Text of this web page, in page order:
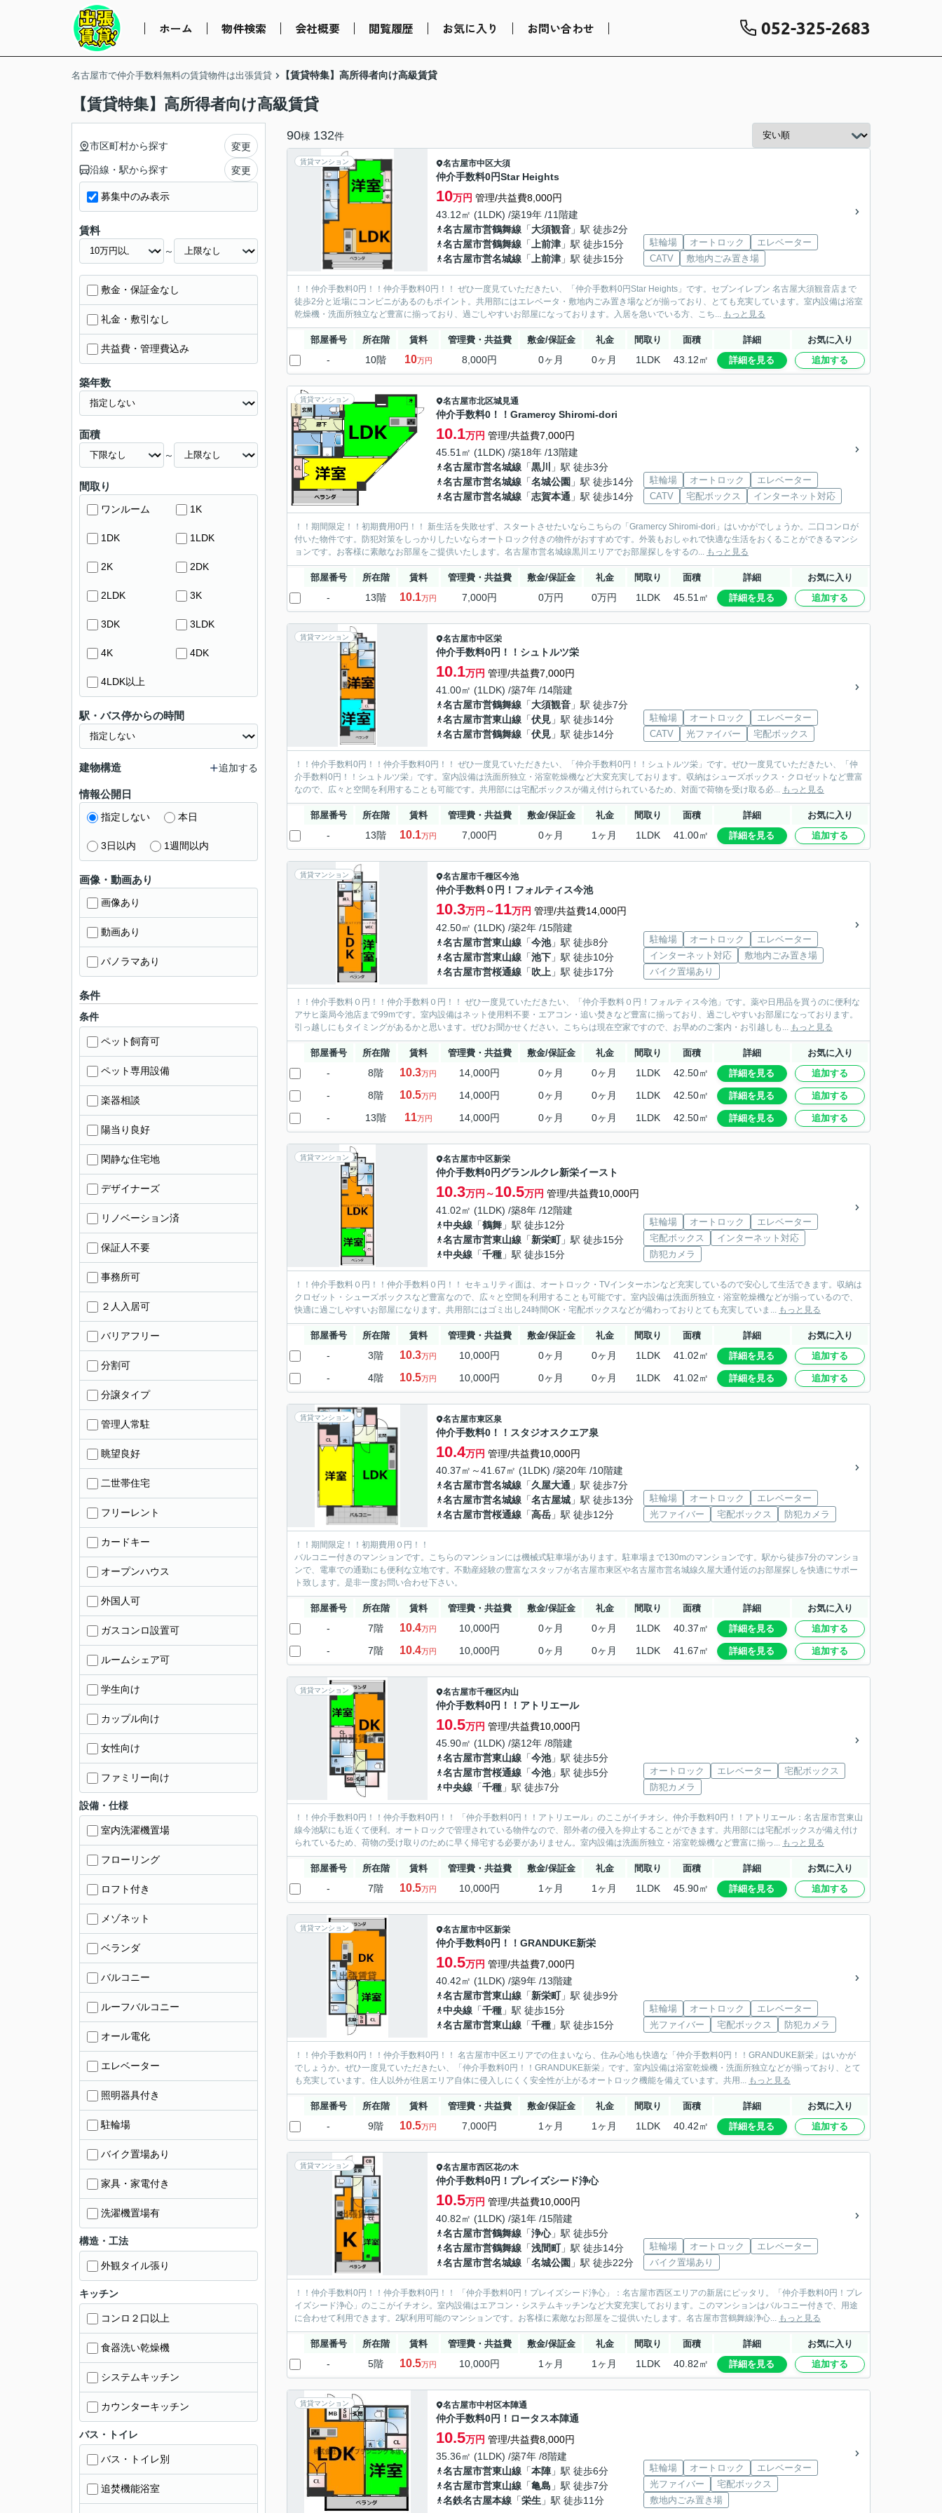
ホーム 物件検索 会社概要 閲覧履歴 お気に入り お問い合わせ 052-325-2683
名古屋市で仲介手数料無料の賃貸物件は出張賃貸 【賃貸特集】高所得者向け高級賃貸
【賃貸特集】高所得者向け高級賃貸
90棟 132件
賃貸マンション 名古屋市中区大須
仲介手数料0円Star Heights
10万円 管理/共益費8,000円
43.12㎡ (1LDK) /築19年 /11階建
名古屋市営鶴舞線 「大須観音 」駅 徒歩2分
名古屋市営鶴舞線 「 上前津 」駅 徒歩15分
名古屋市営名城線 「 上前津 」駅 徒歩15分
駐輪場 オートロック
エレベーター
CATV
敷地内ごみ置き場
！！仲介手数料0円！！仲介手数料0円！！ ぜひ一度見ていただきたい、「仲介手数料0円Star Heights」です。セブンイレブン 名古屋大須観音店まで
徒歩2分と近場にコンビニがあるのもポイント。共用部にはエレベータ・敷地内ごみ置き場などが揃っており、とても充実しています。室内設備は浴室
乾燥機・洗面所独立など豊富に揃っており、過ごしやすいお部屋になっております。入居を急いでいる方、こち... もっと見る
部屋番号 所在階 賃料 管理費・共益費 敷金/保証金 礼金 間取り 面積 詳細 お気に入り
- 10階 10万円 8,000円 0ヶ月 0ヶ月 1LDK 43.12㎡ 詳細を見る 追加する
賃貸マンション 名古屋市北区城見通
仲介手数料0！！Gramercy Shiromi-dori
10.1万円 管理/共益費7,000円
45.51㎡ (1LDK) /築18年 /13階建
名古屋市営名城線 「黒川
」駅 徒歩3分
名古屋市営名城線 「名城公園 」駅 徒歩14分
名古屋市営名城線 「志賀本通 」駅 徒歩14分
駐輪場 オートロック
エレベーター
CATV
宅配ボックス インターネット対応
！！期間限定！！初期費用0円！！ 新生活を失敗せず、スタートさせたいならこちらの「Gramercy Shiromi-dori」はいかがでしょうか。二口コンロが
付いた物件です。防犯対策をしっかりしたいならオートロック付きの物件がおすすめです。外装もおしゃれで快適な生活をおくることができるマンシ
ョンです。お客様に素敵なお部屋をご提供いたします。名古屋市営名城線黒川エリアでお部屋探しをするの... もっと見る
部屋番号 所在階 賃料 管理費・共益費 敷金/保証金 礼金 間取り 面積 詳細 お気に入り
- 13階 10.1万円 7,000円 0万円 0万円 1LDK 45.51㎡ 詳細を見る 追加する
賃貸マンション 名古屋市中区栄
仲介手数料0円！！シュトルツ栄
10.1万円 管理/共益費7,000円
41.00㎡ (1LDK) /築7年 /14階建
名古屋市営鶴舞線 「大須観音 」駅 徒歩7分
名古屋市営東山線 「伏見 」駅 徒歩14分
名古屋市営鶴舞線 「伏見 」駅 徒歩14分
駐輪場 オートロック
エレベーター
CATV
光ファイバー 宅配ボックス
！！仲介手数料0円！！仲介手数料0円！！ ぜひ一度見ていただきたい、「仲介手数料0円！！シュトルツ栄」です。ぜひ一度見ていただきたい、「仲
介手数料0円！！シュトルツ栄」です。室内設備は洗面所独立・浴室乾燥機など大変充実しております。収納はシューズボックス・クロゼットなど豊富
なので、広々と空間を利用することも可能です。共用部には宅配ボックスが備え付けられているため、対面で荷物を受け取る必... もっと見る
部屋番号 所在階 賃料 管理費・共益費 敷金/保証金 礼金 間取り 面積 詳細 お気に入り
- 13階 10.1万円 7,000円 0ヶ月 1ヶ月 1LDK 41.00㎡ 詳細を見る 追加する
賃貸マンション 名古屋市千種区今池
仲介手数料０円！フォルティス今池
10.3万円～11万円 管理/共益費14,000円
42.50㎡ (1LDK) /築2年 /15階建
名古屋市営東山線 「今池」駅 徒歩8分
名古屋市営東山線 「池下 」駅 徒歩10分
名古屋市営桜通線 「吹上 」駅 徒歩17分
駐輪場 オートロック
エレベーター
インターネット対応
敷地内ごみ置き場
バイク置場あり
！！仲介手数料０円！！仲介手数料０円！！ ぜひ一度見ていただきたい、「仲介手数料０円！フォルティス今池」です。薬や日用品を買うのに便利な
アサヒ薬局今池店まで99mです。室内設備はネット使用料不要・エアコン・追い焚きなど豊富に揃っており、過ごしやすいお部屋になっております。
引っ越しにもタイミングがあるかと思います。ぜひお聞かせください。こちらは現在空家ですので、お早めのご案内・お引越しも... もっと見る
部屋番号 所在階 賃料 管理費・共益費 敷金/保証金 礼金 間取り 面積 詳細 お気に入り
- 8階 10.3万円 14,000円 0ヶ月 0ヶ月 1LDK 42.50㎡ 詳細を見る 追加する
- 8階 10.5万円 14,000円 0ヶ月 0ヶ月 1LDK 42.50㎡ 詳細を見る 追加する
- 13階 11万円 14,000円 0ヶ月 0ヶ月 1LDK 42.50㎡ 詳細を見る 追加する
賃貸マンション 名古屋市中区新栄
仲介手数料0円グランルクレ新栄イースト
10.3万円～10.5万円 管理/共益費10,000円
41.02㎡ (1LDK) /築8年 /12階建
中央線 「鶴舞 」駅 徒歩12分
名古屋市営東山線 「新栄町」駅 徒歩15分
中央線 「千種 」駅 徒歩15分
駐輪場 オートロック
エレベーター
宅配ボックス
インターネット対応
防犯カメラ
！！仲介手数料０円！！仲介手数料０円！！ セキュリティ面は、オートロック・TVインターホンなど充実しているので安心して生活できます。収納は
クロゼット・シューズボックスなど豊富なので、広々と空間を利用することも可能です。室内設備は洗面所独立・浴室乾燥機などが揃っているので、
快適に過ごしやすいお部屋になります。共用部にはゴミ出し24時間OK・宅配ボックスなどが備わっておりとても充実していま... もっと見る
部屋番号 所在階 賃料 管理費・共益費 敷金/保証金 礼金 間取り 面積 詳細 お気に入り
- 3階 10.3万円 10,000円 0ヶ月 0ヶ月 1LDK 41.02㎡ 詳細を見る 追加する
- 4階 10.5万円 10,000円 0ヶ月 0ヶ月 1LDK 41.02㎡ 詳細を見る 追加する
賃貸マンション 名古屋市東区泉
仲介手数料0！！スタジオスクエア泉
10.4万円 管理/共益費10,000円
40.37㎡～41.67㎡ (1LDK) /築20年 /10階建
名古屋市営名城線 「久屋大通 」駅 徒歩7分
名古屋市営名城線 「名古屋城 」駅 徒歩13分
名古屋市営桜通線 「高岳 」駅 徒歩12分
駐輪場 オートロック
エレベーター
光ファイバー
宅配ボックス 防犯カメラ
！！期間限定！！初期費用０円！！
バルコニー付きのマンションです。こちらのマンションには機械式駐車場があります。駐車場まで130mのマンションです。駅から徒歩7分のマンショ
ンで、電車での通勤にも便利な立地です。不動産経験の豊富なスタッフが名古屋市東区や名古屋市営名城線久屋大通付近のお部屋探しを快適にサポー
ト致します。是非一度お問い合わせ下さい。
部屋番号 所在階 賃料 管理費・共益費 敷金/保証金 礼金 間取り 面積 詳細 お気に入り
- 7階 10.4万円 10,000円 0ヶ月 0ヶ月 1LDK 40.37㎡ 詳細を見る 追加する
- 7階 10.4万円 10,000円 0ヶ月 0ヶ月 1LDK 41.67㎡ 詳細を見る 追加する
賃貸マンション 名古屋市千種区内山
仲介手数料0円！！アトリエール
10.5万円 管理/共益費10,000円
45.90㎡ (1LDK) /築12年 /8階建
名古屋市営東山線 「今池」駅 徒歩5分
名古屋市営桜通線 「今池」駅 徒歩5分
中央線 「千種 」駅 徒歩7分
オートロック エレベーター
宅配ボックス
防犯カメラ
！！仲介手数料0円！！仲介手数料0円！！ 「仲介手数料0円！！アトリエール」のここがイチオシ。仲介手数料0円！！アトリエール：名古屋市営東山
線今池駅にも近くて便利。オートロックで管理されている物件なので、部外者の侵入を抑止することができます。共用部には宅配ボックスが備え付け
られているため、荷物の受け取りのために早く帰宅する必要がありません。室内設備は洗面所独立・浴室乾燥機など豊富に揃っ... もっと見る
部屋番号 所在階 賃料 管理費・共益費 敷金/保証金 礼金 間取り 面積 詳細 お気に入り
- 7階 10.5万円 10,000円 1ヶ月 1ヶ月 1LDK 45.90㎡ 詳細を見る 追加する
賃貸マンション 名古屋市中区新栄
仲介手数料0円！！GRANDUKE新栄
10.5万円 管理/共益費7,000円
40.42㎡ (1LDK) /築9年 /13階建
名古屋市営東山線 「新栄町」駅 徒歩9分
中央線 「千種 」駅 徒歩15分
名古屋市営東山線 「千種 」駅 徒歩15分
駐輪場 オートロック
エレベーター
光ファイバー
宅配ボックス 防犯カメラ
！！仲介手数料0円！！仲介手数料0円！！ 名古屋市中区エリアでの住まいなら、住み心地も快適な「仲介手数料0円！！GRANDUKE新栄」はいかが
でしょうか。ぜひ一度見ていただきたい、「仲介手数料0円！！GRANDUKE新栄」です。室内設備は浴室乾燥機・洗面所独立などが揃っており、とて
も充実しています。住人以外が住居エリア自体に侵入しにくく安全性が上がるオートロック機能を備えています。共用... もっと見る
部屋番号 所在階 賃料 管理費・共益費 敷金/保証金 礼金 間取り 面積 詳細 お気に入り
- 9階 10.5万円 7,000円 1ヶ月 1ヶ月 1LDK 40.42㎡ 詳細を見る 追加する
賃貸マンション 名古屋市西区花の木
仲介手数料0円！プレイズシード浄心
10.5万円 管理/共益費10,000円
40.82㎡ (1LDK) /築1年 /15階建
名古屋市営鶴舞線 「浄心」駅 徒歩5分
名古屋市営鶴舞線 「浅間町」駅 徒歩14分
名古屋市営名城線 「名城公園 」駅 徒歩22分
駐輪場 オートロック
エレベーター
バイク置場あり
！！仲介手数料0円！！仲介手数料0円！！ 「仲介手数料0円！プレイズシード浄心」：名古屋市西区エリアの新居にピッタリ。「仲介手数料0円！プレ
イズシード浄心」のここがイチオシ。室内設備はエアコン・システムキッチンなど大変充実しております。このマンションはバルコニー付きで、用途
に合わせて利用できます。2駅利用可能のマンションです。お客様に素敵なお部屋をご提供いたします。名古屋市営鶴舞線浄心... もっと見る
部屋番号 所在階 賃料 管理費・共益費 敷金/保証金 礼金 間取り 面積 詳細 お気に入り
- 5階 10.5万円 10,000円 1ヶ月 1ヶ月 1LDK 40.82㎡ 詳細を見る 追加する
賃貸マンション 名古屋市中村区本陣通
仲介手数料0円！ロータス本陣通
10.5万円 管理/共益費8,000円
35.36㎡ (1LDK) /築7年 /8階建
名古屋市営東山線 「本陣」駅 徒歩6分
名古屋市営東山線 「亀島 」駅 徒歩7分
名鉄名古屋本線 「栄生 」駅 徒歩11分
駐輪場 オートロック
エレベーター
光ファイバー
宅配ボックス
敷地内ごみ置き場
市区町村から探す 変更
沿線・駅から探す 変更
募集中のみ表示
賃料
～
敷金・保証金なし
礼金・敷引なし
共益費・管理費込み
築年数
面積
～
間取り
ワンルーム 1K
1DK 1LDK
2K 2DK
2LDK 3K
3DK 3LDK
4K 4DK
4LDK以上
駅・バス停からの時間
建物構造 追加する
情報公開日
指定しない 本日
3日以内 1週間以内
画像・動画あり
画像あり
動画あり
パノラマあり
条件
条件
ペット飼育可
ペット専用設備
楽器相談
陽当り良好
閑静な住宅地
デザイナーズ
リノベーション済
保証人不要
事務所可
２人入居可
バリアフリー
分割可
分譲タイプ
管理人常駐
眺望良好
二世帯住宅
フリーレント
カードキー
オープンハウス
外国人可
ガスコンロ設置可
ルームシェア可
学生向け
カップル向け
女性向け
ファミリー向け
設備・仕様
室内洗濯機置場
フローリング
ロフト付き
メゾネット
ベランダ
バルコニー
ルーフバルコニー
オール電化
エレベーター
照明器具付き
駐輪場
バイク置場あり
家具・家電付き
洗濯機置場有
構造・工法
外観タイル張り
キッチン
コンロ２口以上
食器洗い乾燥機
システムキッチン
カウンターキッチン
バス・トイレ
バス・トイレ別
追焚機能浴室